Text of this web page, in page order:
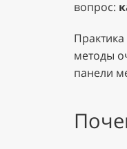
вопрос:
методы
панели